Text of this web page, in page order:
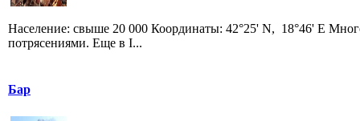
Население: свыше 20 000 Координаты: 42°25' N, 18°46' E
потрясениями. Еще в I...
Бар